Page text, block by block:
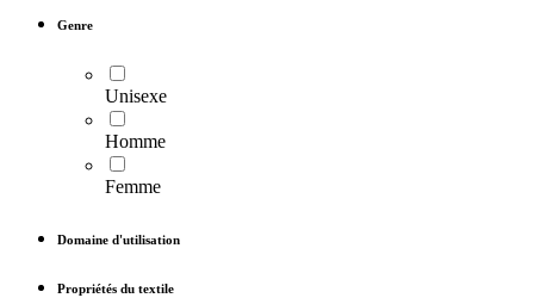
Genre
Unisexe
Homme
Femme
Domaine d'utilisation
Propriétés du textile